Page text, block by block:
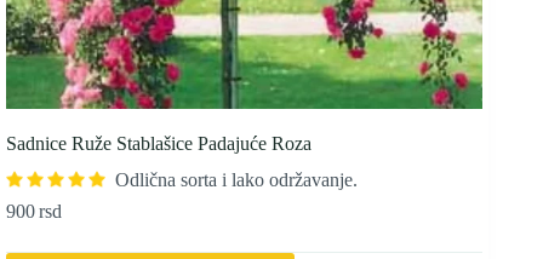
Sadnice Ruže Stablašice Padajuće Roza
Odlična sorta i lako održavanje.
900rsd